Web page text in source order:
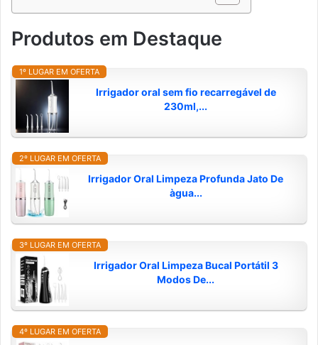
Produtos em Destaque
1º LUGAR EM OFERTA
Irrigador oral sem fio recarregável de
230ml,...
2º LUGAR EM OFERTA
Irrigador Oral Limpeza Profunda Jato De
àgua...
3º LUGAR EM OFERTA
Irrigador Oral Limpeza Bucal Portátil 3
Modos De...
4º LUGAR EM OFERTA